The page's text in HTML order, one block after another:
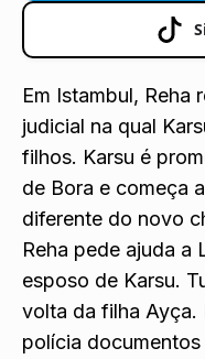
Em Istambul, Reha
judicial na qual
filhos. Karsu é
de Bora e começa
diferente do novo
Reha pede ajuda a
esposo de Karsu.
volta da filha Ayça.
polícia